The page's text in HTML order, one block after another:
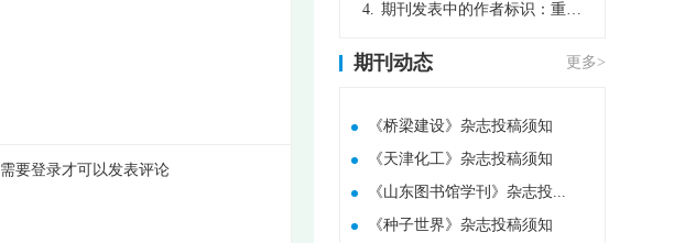
需要登录才可以发表评论
4. 期刊发表中的作者标识：重要性与实践
期刊动态 更多>
《桥梁建设》杂志投稿须知
《天津化工》杂志投稿须知
《山东图书馆学刊》杂志投...
《种子世界》杂志投稿须知